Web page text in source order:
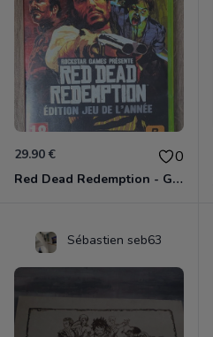
29.90 € 0
Red Dead Redemption - Game Of The Year Xbox 360
Sébastien seb63